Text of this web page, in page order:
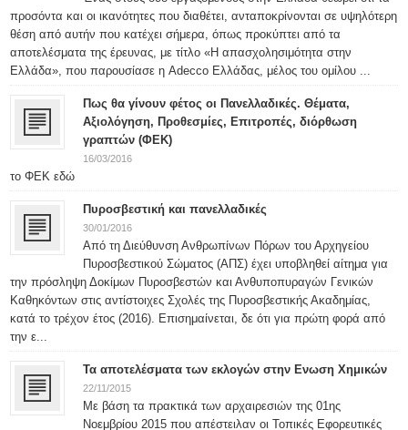
προσόντα και οι ικανότητες που διαθέτει, ανταποκρίνονται σε υψηλότερη
θέση από αυτήν που κατέχει σήμερα, όπως προκύπτει από τα
αποτελέσματα της έρευνας, με τίτλο «Η απασχολησιμότητα στην
Ελλάδα», που παρουσίασε η Adecco Ελλάδας, μέλος του ομίλου ...
Πως θα γίνουν φέτος οι Πανελλαδικές. Θέματα,
Αξιολόγηση, Προθεσμίες, Επιτροπές, διόρθωση
γραπτών (ΦΕΚ)
16/03/2016
το ΦΕΚ εδώ
Πυροσβεστική και πανελλαδικές
30/01/2016
Από τη Διεύθυνση Ανθρωπίνων Πόρων του Αρχηγείου
Πυροσβεστικού Σώματος (ΑΠΣ) έχει υποβληθεί αίτημα για
την πρόσληψη Δοκίμων Πυροσβεστών και Ανθυποπυραγών Γενικών
Καθηκόντων στις αντίστοιχες Σχολές της Πυροσβεστικής Ακαδημίας,
κατά το τρέχον έτος (2016). Επισημαίνεται, δε ότι για πρώτη φορά από
την ε...
Τα αποτελέσματα των εκλογών στην Ενωση Χημικών
22/11/2015
Με βάση τα πρακτικά των αρχαιρεσιών της 01ης
Νοεμβρίου 2015 που απέστειλαν οι Τοπικές Εφορευτικές